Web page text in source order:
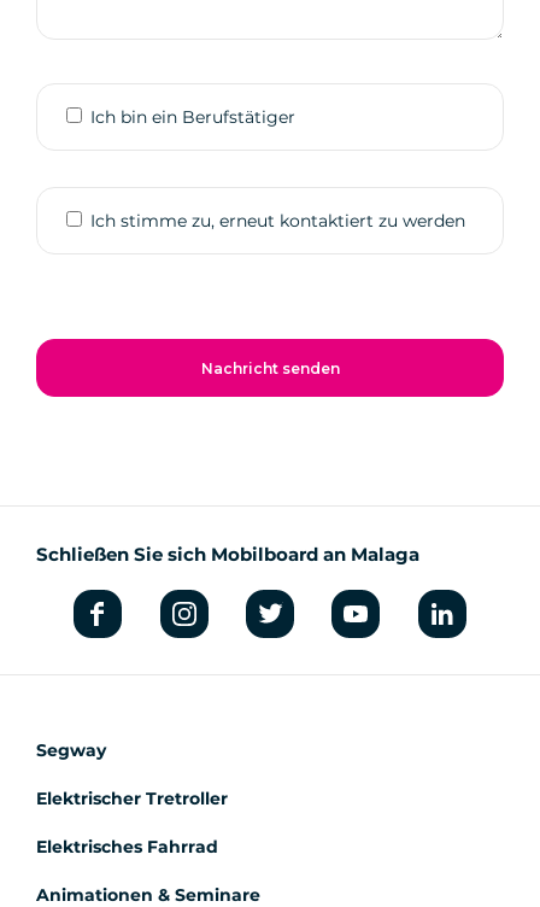
Ich bin ein Berufstätiger
Ich stimme zu, erneut kontaktiert zu werden
Schließen Sie sich Mobilboard an Malaga
Segway
Elektrischer Tretroller
Elektrisches Fahrrad
Animationen & Seminare